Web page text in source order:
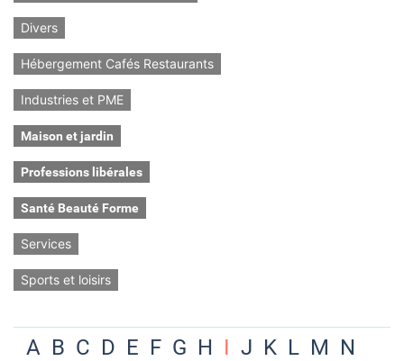
Divers
Hébergement Cafés Restaurants
Industries et PME
Maison et jardin
Professions libérales
Santé Beauté Forme
Services
Sports et loisirs
A B C D E F G H I J K L M N